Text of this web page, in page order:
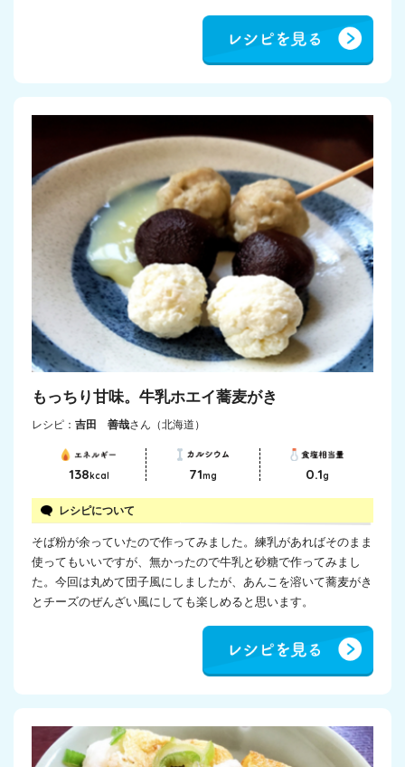
もっちり甘味。牛乳ホエイ蕎麦がき
レシピ： 吉田 善哉さん（北海道）
138kcal 71mg 0.1g
レシピについて
そば粉が余っていたので作ってみました。練乳があればそのまま
使ってもいいですが、無かったので牛乳と砂糖で作ってみまし
た。今回は丸めて団子風にしましたが、あんこを溶いて蕎麦がき
とチーズのぜんざい風にしても楽しめると思います。